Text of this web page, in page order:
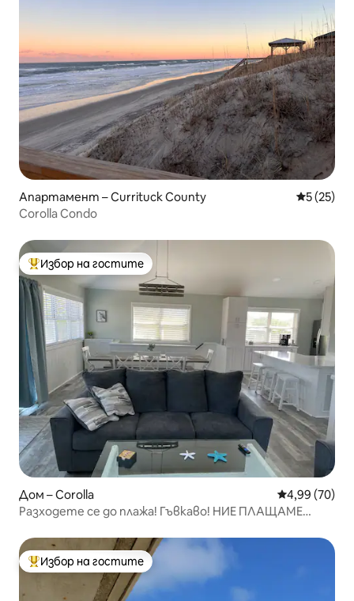
Апартамент – Currituck County Средна
5 (25)
Corolla Condo
Най-популярен избор на гостите
Избор на гостите
Дом – Corolla Средна
4,99 (70)
Разходете се до плажа! Гъвкаво! НИЕ ПЛАЩАМЕ
Най-популярен избор на гостите
Избор на гостите